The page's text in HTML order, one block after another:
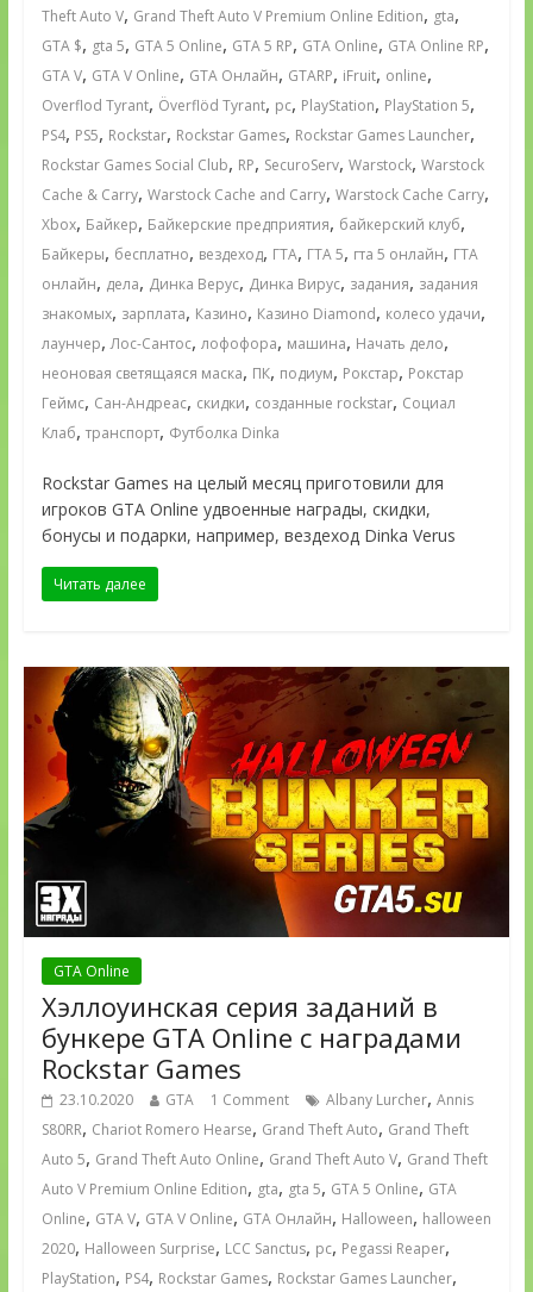
Theft Auto V, Grand Theft Auto V Premium Online Edition, gta,
GTA $, gta 5, GTA 5 Online, GTA 5 RP, GTA Online, GTA Online RP,
GTA V, GTA V Online, GTA Онлайн, GTARP, iFruit, online,
Overflod Tyrant, Överflöd Tyrant, pc, PlayStation, PlayStation 5,
PS4, PS5, Rockstar, Rockstar Games, Rockstar Games Launcher,
Rockstar Games Social Club, RP, SecuroServ, Warstock, Warstock
Cache & Carry, Warstock Cache and Carry, Warstock Cache Carry,
Xbox, Байкер, Байкерские предприятия, байкерский клуб,
Байкеры, бесплатно, вездеход, ГТА, ГТА 5, гта 5 онлайн, ГТА
онлайн, дела, Динка Верус, Динка Вирус, задания, задания
знакомых, зарплата, Казино, Казино Diamond, колесо удачи,
лаунчер,Лос-Сантос, лофофора, машина, Начать дело,
неоновая светящаяся маска, ПК, подиум, Рокстар, Рокстар
Геймс, Сан-Андреас, скидки, созданные rockstar, Социал
Клаб, транспорт, Футболка Dinka
Rockstar Games на целый месяц приготовили для
игроков GTA Online удвоенные награды, скидки,
бонусы и подарки, например, вездеход Dinka Verus
Читать далее
GTA Online
Хэллоуинская серия заданий в
бункере GTA Online с наградами
Rockstar Games
23.10.2020 GTA 1 Comment Albany Lurcher, Annis
S80RR, Chariot Romero Hearse, Grand Theft Auto, Grand Theft
Auto 5, Grand Theft Auto Online, Grand Theft Auto V, Grand Theft
Auto V Premium Online Edition, gta, gta 5, GTA 5 Online, GTA
Online, GTA V, GTA V Online, GTA Онлайн, Halloween, halloween
2020, Halloween Surprise, LCC Sanctus, pc, Pegassi Reaper,
PlayStation, PS4, Rockstar Games, Rockstar Games Launcher,